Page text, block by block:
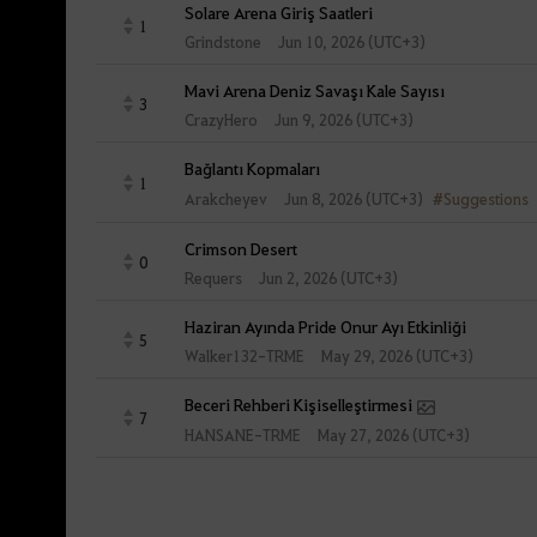
1
Solare Arena Giriş Saatleri
Grindstone Jun 10, 2026 (UTC+3)
3
Mavi Arena Deniz Savaşı Kale Sayısı
CrazyHero Jun 9, 2026 (UTC+3)
1
Bağlantı Kopmaları
Arakcheyev Jun 8, 2026 (UTC+3) #Suggestions
0
Crimson Desert
Requers Jun 2, 2026 (UTC+3)
5
Haziran Ayında Pride Onur Ayı Etkinliği
Walker132-TRME May 29, 2026 (UTC+3)
7
Beceri Rehberi Kişiselleştirmesi
HANSANE-TRME May 27, 2026 (UTC+3)